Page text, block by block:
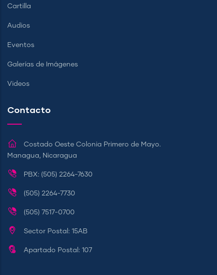
Cartilla
Audios
Eventos
Galerías de Imágenes
Videos
Contacto
Costado Oeste Colonia Primero de Mayo.
Managua, Nicaragua
PBX: (505) 2264-7630
(505) 2264-7730
(505) 7517-0700
Sector Postal: 15AB
Apartado Postal: 107